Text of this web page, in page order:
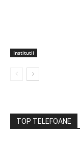
Institutii
TOP TELEFOANE